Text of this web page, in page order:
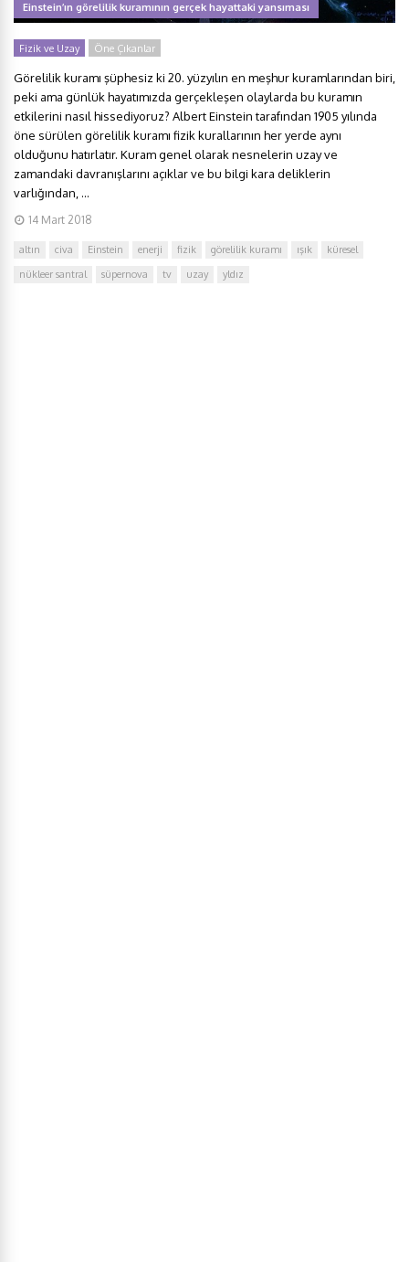
Einstein’ın görelilik kuramının gerçek hayattaki yansıması
Fizik ve Uzay Öne Çıkanlar
Görelilik kuramı şüphesiz ki 20. yüzyılın en meşhur kuramlarından biri,
peki ama günlük hayatımızda gerçekleşen olaylarda bu kuramın
etkilerini nasıl hissediyoruz? Albert Einstein tarafından 1905 yılında
öne sürülen görelilik kuramı fizik kurallarının her yerde aynı
olduğunu hatırlatır. Kuram genel olarak nesnelerin uzay ve
zamandaki davranışlarını açıklar ve bu bilgi kara deliklerin
varlığından, ...
14 Mart 2018
altın civa Einstein enerji fizik görelilik kuramı ışık
küresel
nükleer santral
süpernova tv uzay yldız